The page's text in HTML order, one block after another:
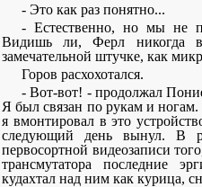
- Это как раз понятно...
- Естественно, но мы не
Видишь ли, Ферл никогда
замечательной штучке, как
Горов расхохотался.
- Вот-вот! - продолжал
Я был связан по рукам и
я вмонтировал в это
следующий день вынул. В
первосортной видеозаписи
трансмутатора последние
кудахтал над ним как курица,